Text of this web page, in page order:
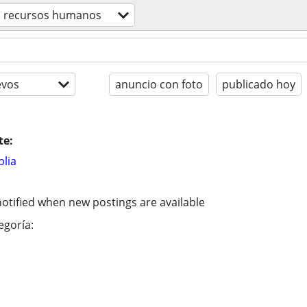
recursos humanos
anuncio con foto publicado hoy
when new postings are available